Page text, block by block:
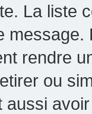
La liste
rendre
ou
aussi